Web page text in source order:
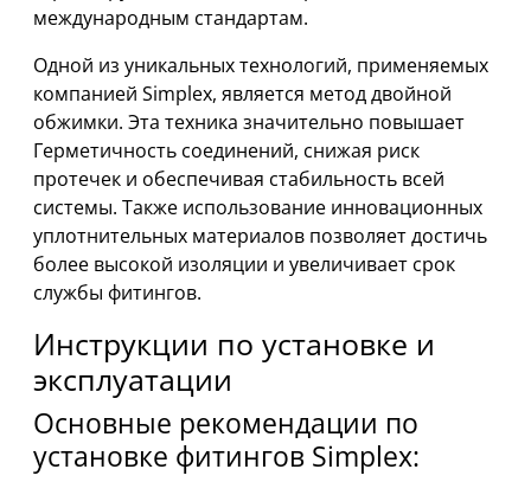
международным стандартам.
Одной из уникальных технологий, применяемых
компанией Simplex, является метод двойной
обжимки. Эта техника значительно повышает
Герметичность соединений, снижая риск
протечек и обеспечивая стабильность всей
системы. Также использование инновационных
уплотнительных материалов позволяет достичь
более высокой изоляции и увеличивает срок
службы фитингов.
Инструкции по установке и
эксплуатации
Основные рекомендации по
установке фитингов Simplex: